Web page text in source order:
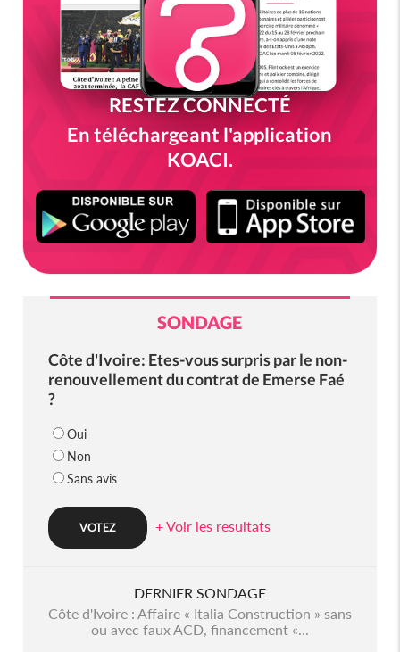
RESTEZ CONNECTÉ
En téléchargeant l'application
KOACI.
SONDAGE
Côte d'Ivoire: Etes-vous surpris par le non-
renouvellement du contrat de Emerse Faé
?
Oui
Non
Sans avis
+ Voir les resultats
DERNIER SONDAGE
Côte d'Ivoire : Affaire « Italia Construction » sans
ou avec faux ACD, financement «...